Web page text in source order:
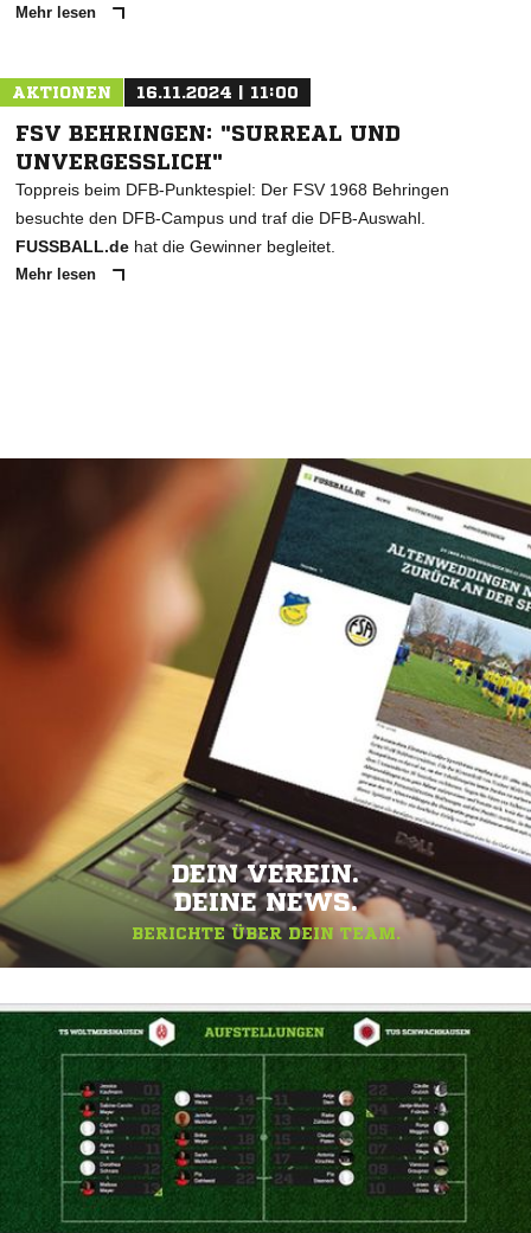
Mehr lesen
AKTIONEN 16.11.2024 | 11:00
FSV BEHRINGEN: "SURREAL UND
UNVERGESSLICH"
Toppreis beim DFB-Punktespiel: Der FSV 1968 Behringen
besuchte den DFB-Campus und traf die DFB-Auswahl.
FUSSBALL.de hat die Gewinner begleitet.
Mehr lesen
DEIN VEREIN.
DEINE NEWS.
BERICHTE ÜBER DEIN TEAM.